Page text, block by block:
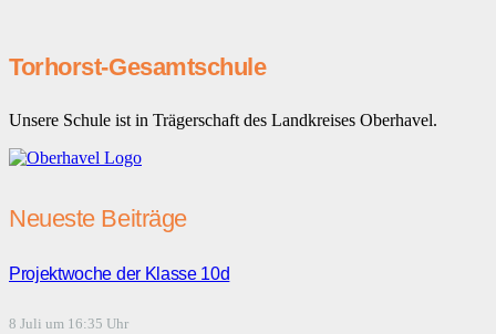
Torhorst-Gesamtschule
Unsere Schule ist in Trägerschaft des Landkreises Oberhavel.
Neueste Beiträge
Projektwoche der Klasse 10d
8 Juli um 16:35 Uhr